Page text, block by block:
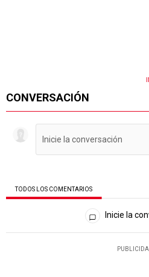
CONVERSACIÓN
TODOS LOS COMENTARIOS
Todos los comentarios
Inicie la